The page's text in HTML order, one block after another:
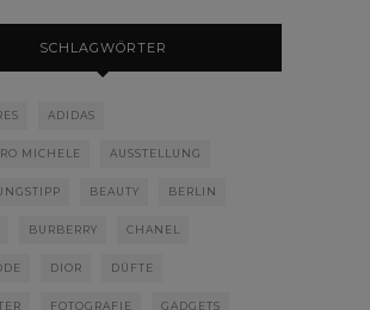
SCHLAGWÖRTER
ADIDAS
MICHELE AUSSTELLUNG
BEAUTY BERLIN
BURBERRY CHANEL
DIOR DÜFTE
FOTOGRAFIE GADGETS